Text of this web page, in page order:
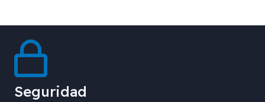
Seguridad